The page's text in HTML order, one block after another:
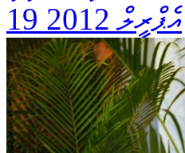
19 އެޕްރީލް 2012